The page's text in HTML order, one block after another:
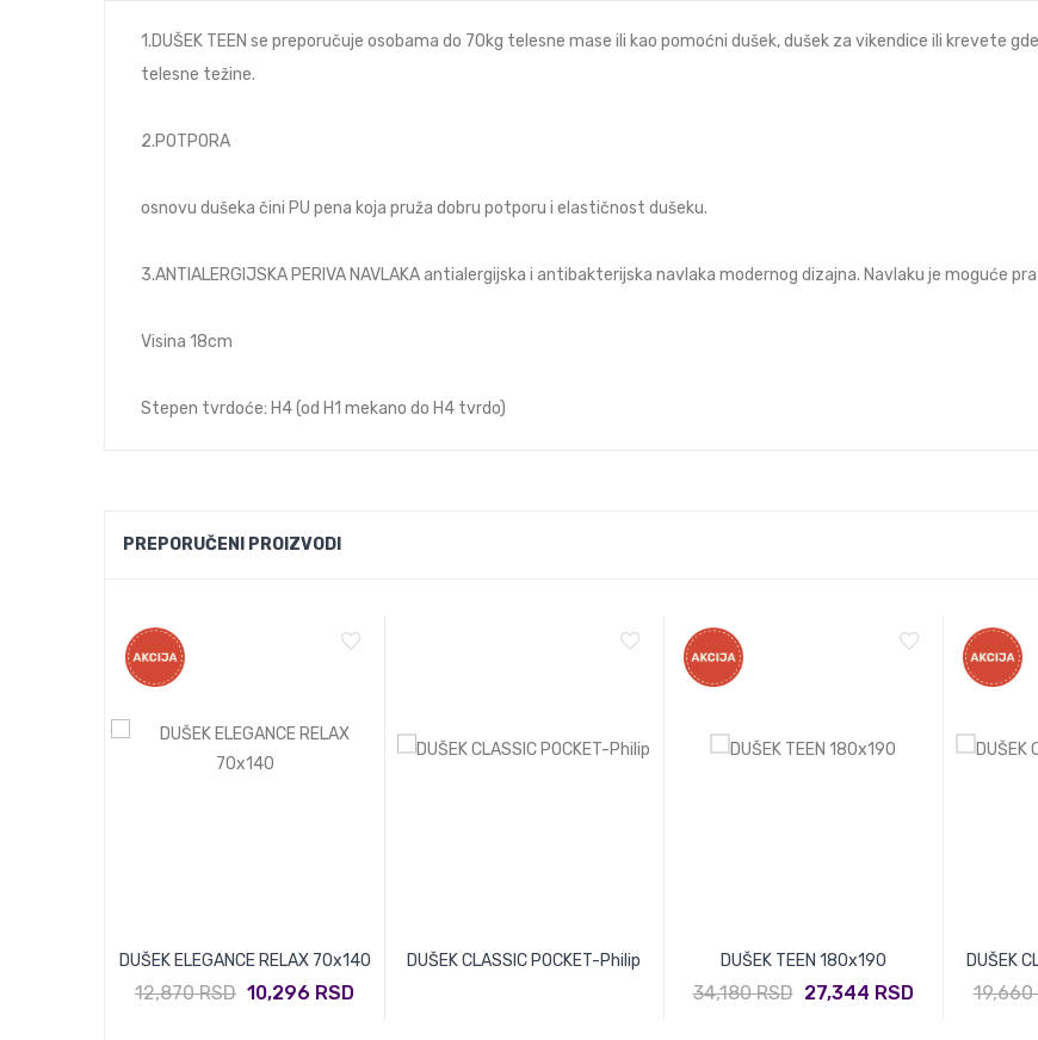
1.DUŠEK TEEN se preporučuje osobama do 70kg telesne mase ili kao pomoćni dušek, dušek za vikendice ili krevete
telesne težine.
2.POTPORA
osnovu dušeka čini PU pena koja pruža dobru potporu i elastičnost dušeku.
3.ANTIALERGIJSKA PERIVA NAVLAKA antialergijska i antibakterijska navlaka modernog dizajna. Navlaku je moguće
Visina 18cm
Stepen tvrdoće: H4 (od H1 mekano do H4 tvrdo)
PREPORUČENI PROIZVODI
DUŠEK ELEGANCE RELAX 70x140
12,870 RSD 10,296 RSD
DUŠEK CLASSIC POCKET-Philip DUŠEK TEEN 180x190
34,180 RSD 27,344 RSD
DUŠEK
19,660